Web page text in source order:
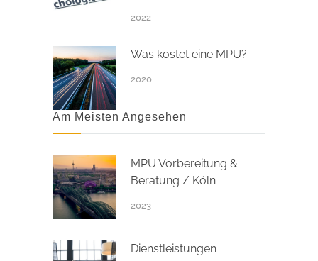
2022
Was kostet eine MPU?
2020
Am Meisten Angesehen
MPU Vorbereitung &
Beratung / Köln
2023
Dienstleistungen